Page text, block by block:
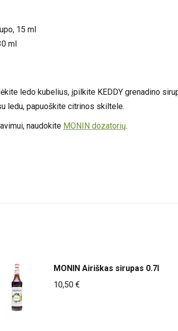
15 ml
ml
ledo kubelius, įpilkite KEDDY grenadino
ledu, papuoškite citrinos skiltele.
naudokite MONIN dozatorių.
MONIN Airiškas sirupas 0.7l
10,50 €